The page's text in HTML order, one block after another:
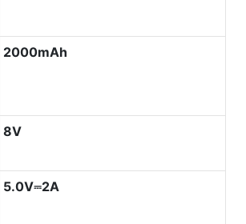
2000mAh
8V
5.0V⎓2A